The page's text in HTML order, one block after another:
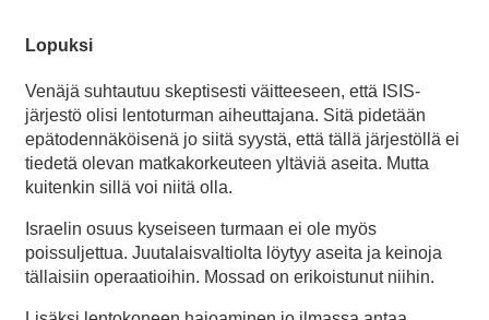
Lopuksi
Venäjä suhtautuu skeptisesti väitteeseen, että ISIS-
järjestö olisi lentoturman aiheuttajana. Sitä pidetään
epätodennäköisenä jo siitä syystä, että tällä järjestöllä ei
tiedetä olevan matkakorkeuteen yltäviä aseita. Mutta
kuitenkin sillä voi niitä olla.
Israelin osuus kyseiseen turmaan ei ole myös
poissuljettua. Juutalaisvaltiolta löytyy aseita ja keinoja
tällaisiin operaatioihin. Mossad on erikoistunut niihin.